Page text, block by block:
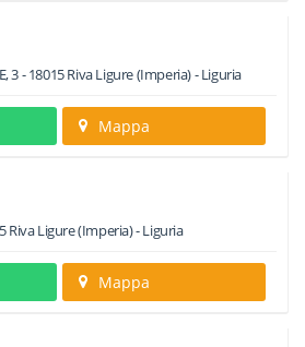
3-18015Riva Ligure(Imperia) -Liguria
Mappa
Riva Ligure(Imperia) -Liguria
Mappa